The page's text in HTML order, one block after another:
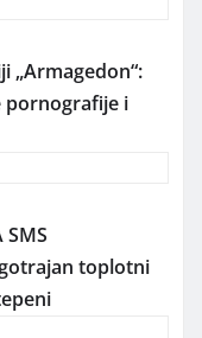
saobraćaja:
nadležni
Pukovcu:
saobraćaja